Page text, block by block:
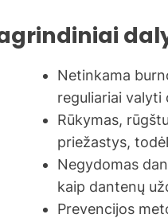
Netinkama
reguliariai valyti
Rūkymas,
priežastys,
Negydomas
kaip dantenų
Prevencijos